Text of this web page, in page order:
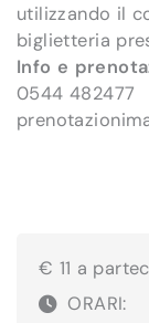
utilizzando il
biglietteria
Info e
0544 482477
€ 11 a
ORARI: